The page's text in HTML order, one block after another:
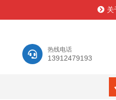
关
热线电话
13912479193